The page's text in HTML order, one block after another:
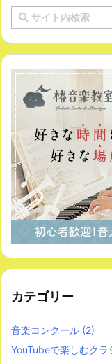
カテゴリー
音楽コンクール (2)
YouTubeで楽しむクラ